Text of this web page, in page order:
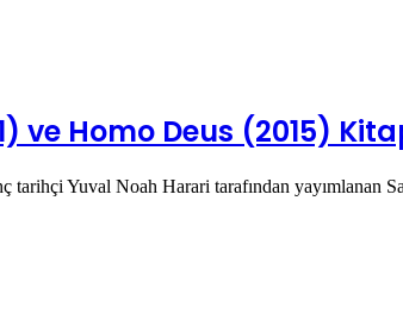
ve Homo Deus (2015)
tarihçi Yuval Noah Harari tarafından